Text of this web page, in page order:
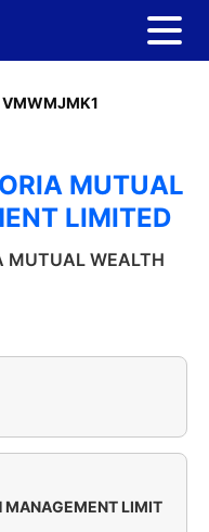
VMWMJMK1
MUTUAL
LIMITED
MUTUAL WEALTH
MANAGEMENT LIMIT